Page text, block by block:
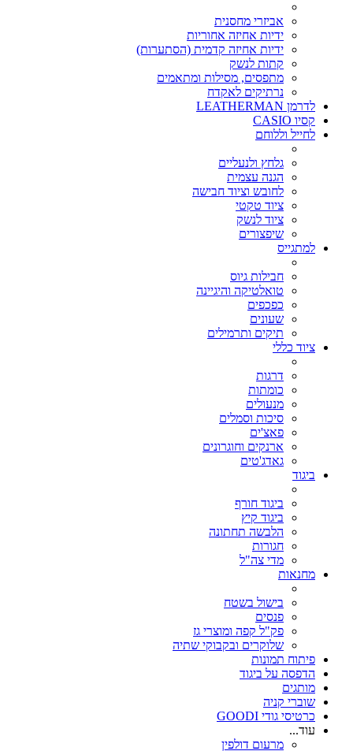
אביזרי מחסנית
ידיות אחיזה אחוריות
ידיות אחיזה קדמית (הסתערות)
קתות לנשק
מתפסים, מסילות ומתאמים
נרתיקים לאקדח
לדרמן LEATHERMAN
קסיו CASIO
לחייל וללוחם
גלחץ ולנעליים
הגנה עצמית
לחובש וציוד חבישה
ציוד טקטי
ציוד לנשק
שיפצורים
למתגייס
חבילות גיוס
טואלטיקה והיגיינה
כפכפים
שעונים
תיקים ותרמילים
ציוד כללי
דרגות
כומתות
מנעולים
סיכות וסמלים
פאצ'ים
ארנקים וחוגרונים
גאדג'טים
ביגוד
ביגוד חורף
ביגוד קיץ
הלבשה תחתונה
חגורות
מדי צה"ל
מחנאות
בישול בשטח
פנסים
פק"ל קפה ומוצרי גז
שלוקרים ובקבוקי שתיה
פיתוח תמונות
הדפסה על ביגוד
מותגים
שוברי קניה
כרטיסי גודי GOODI
עוד...
מרעום דולפין